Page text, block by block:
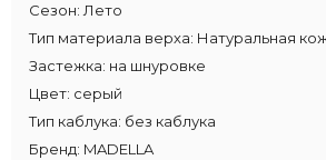
Сезон: Лето
Тип материала верха: Натуральная
Застежка: на шнуровке
Цвет: серый
Тип каблука: без каблука
Бренд: MADELLA